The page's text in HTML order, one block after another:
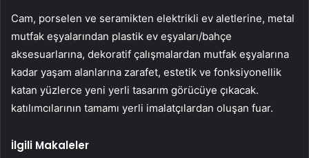
Cam, porselen ve seramikten elektrikli ev aletlerine, metal
mutfak eşyalarından plastik ev eşyaları/bahçe
aksesuarlarına, dekoratif çalışmalardan mutfak eşyalarına
kadar yaşam alanlarına zarafet, estetik ve fonksiyonellik
katan yüzlerce yeni yerli tasarım görücüye çıkacak.
katılımcılarının tamamı yerli imalatçılardan oluşan fuar.
İlgili Makaleler